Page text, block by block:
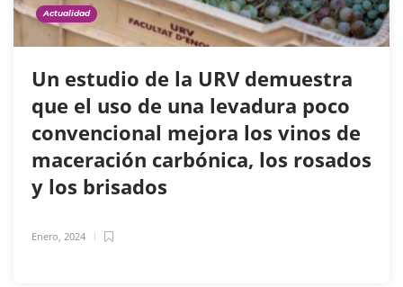
Actualidad
Un estudio de la URV demuestra
que el uso de una levadura poco
convencional mejora los vinos de
maceración carbónica, los rosados
y los brisados
Enero, 2024